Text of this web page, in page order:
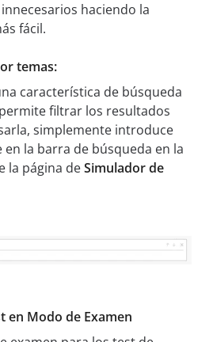
haciendo la
fácil.
temas:
característica de búsqueda
filtrar los resultados
simplemente introduce
en la barra de búsqueda en la
la página deSimulador de
en Modo de Examen